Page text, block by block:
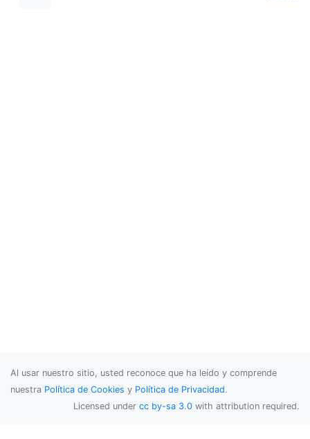
Al usar nuestro sitio, usted reconoce que ha leído y comprende
nuestra Política de Cookies y Política de Privacidad.
Licensed under cc by-sa 3.0 with attribution required.